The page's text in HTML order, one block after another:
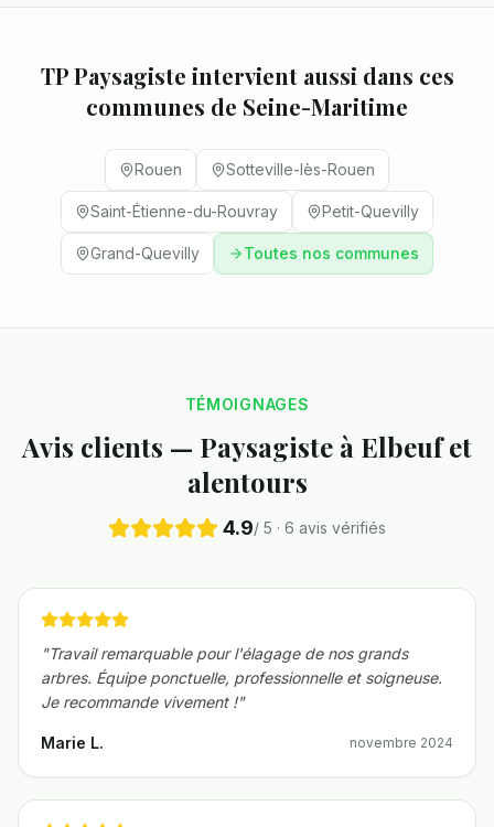
TP Paysagiste intervient aussi dans ces
communes de Seine-Maritime
Rouen Sotteville-lès-Rouen
Saint-Étienne-du-Rouvray Petit-Quevilly
Grand-Quevilly Toutes nos communes
TÉMOIGNAGES
Avis clients — Paysagiste à Elbeufet
alentours
4.9/ 5 · 6 avis vérifiés
"Travail remarquable pour l'élagage de nos grands
arbres. Équipe ponctuelle, professionnelle et soigneuse.
Je recommande vivement !"
Marie L. novembre 2024